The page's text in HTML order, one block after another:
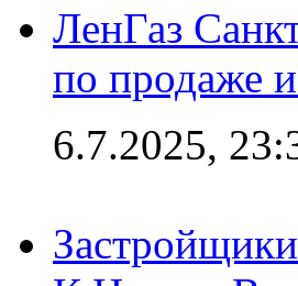
ЛенГаз
по продаже
6.7.2025,